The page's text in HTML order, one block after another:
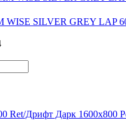
WISE SILVER GREY LAP